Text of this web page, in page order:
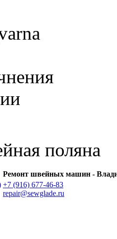
поляна
Ремонт швейных машин -
+7 (916) 677-46-83
repair@sewglade.ru